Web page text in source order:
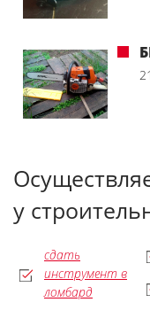
у
сдать
инструмент в
ломбард